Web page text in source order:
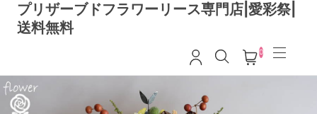
プリザーブドフラワーリース専門店|愛彩祭|
送料無料
0